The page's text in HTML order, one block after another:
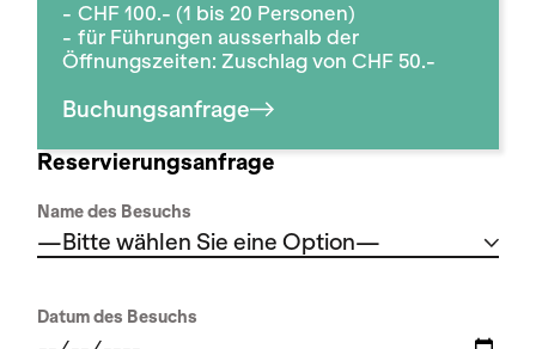
CHF 100.- (1 bis 20 Personen)
für Führungen ausserhalb der
Öffnungszeiten: Zuschlag von CHF 50.-
Buchungsanfrage
Reservierungsanfrage
Name des Besuchs
—Bitte wählen Sie eine Option—
Datum des Besuchs